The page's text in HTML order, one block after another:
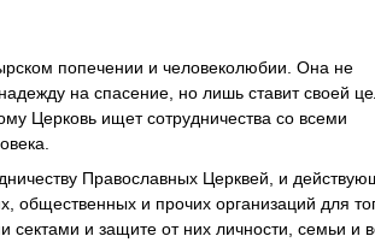
попечении и человеколюбии. Она не
на спасение, но лишь ставит своей
Церковь ищет сотрудничества со всеми
Православных Церквей, и
общественных и прочих организаций для
сектами и защите от них личности, семьи и